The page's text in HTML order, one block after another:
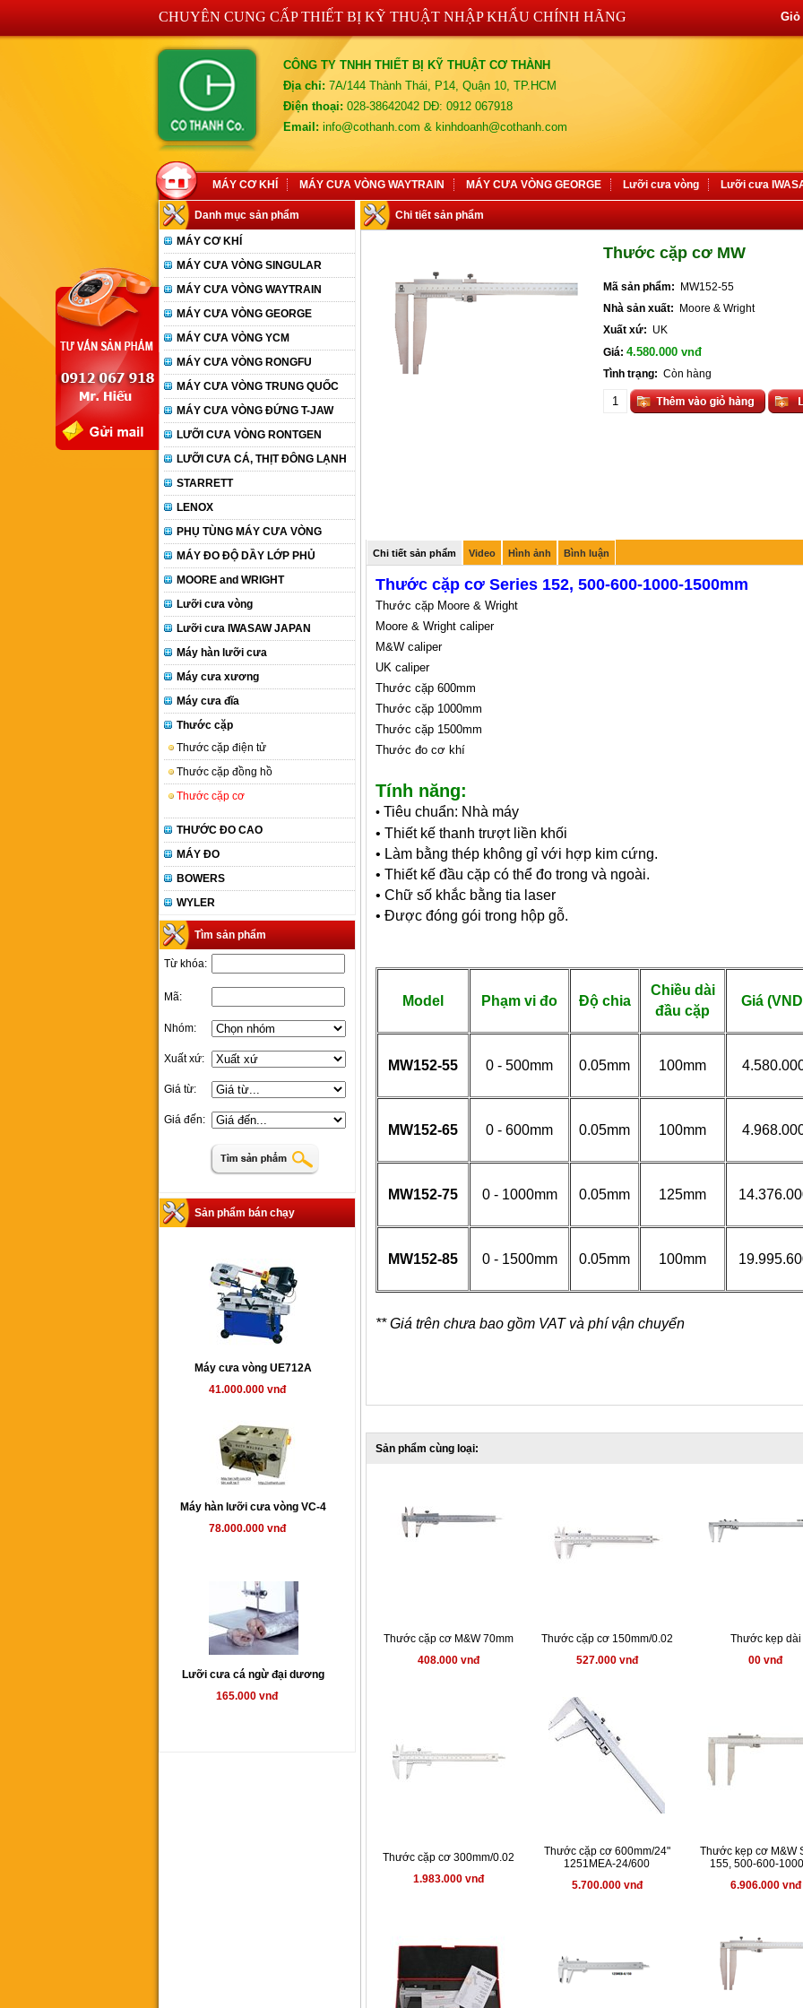
CHUYÊN CUNG CẤP THIẾT BỊ KỸ THUẬT NHẬP KHẨU CHÍNH HÃNG Giỏ
CÔNG TY TNHH THIẾT BỊ KỸ THUẬT CƠ THÀNH
Địa chỉ: 7A/144 Thành Thái, P14, Quận 10, TP.HCM
Điện thoại: 028-38642042 DĐ: 0912 067918
Email: info@cothanh.com & kinhdoanh@cothanh.com
MÁY CƠ KHÍ MÁY CƯA VÒNG WAYTRAIN MÁY CƯA VÒNG GEORGE Lưỡi cưa vòng Lưỡi cưa
Danh mục sản phẩm
MÁY CƠ KHÍ
MÁY CƯA VÒNG SINGULAR
MÁY CƯA VÒNG WAYTRAIN
MÁY CƯA VÒNG GEORGE
MÁY CƯA VÒNG YCM
MÁY CƯA VÒNG RONGFU
MÁY CƯA VÒNG TRUNG QUỐC
MÁY CƯA VÒNG ĐỨNG T-JAW
LƯỠI CƯA VÒNG RONTGEN
LƯỠI CƯA CÁ, THỊT ĐÔNG LẠNH
STARRETT
LENOX
PHỤ TÙNG MÁY CƯA VÒNG
MÁY ĐO ĐỘ DẦY LỚP PHỦ
MOORE and WRIGHT
Lưỡi cưa vòng
Lưỡi cưa IWASAW JAPAN
Máy hàn lưỡi cưa
Máy cưa xương
Máy cưa đĩa
Thước cặp
Thước cặp điện tử
Thước cặp đồng hồ
Thước cặp cơ
THƯỚC ĐO CAO
MÁY ĐO
BOWERS
WYLER
Tìm sản phẩm
Từ khóa:
Mã:
Nhóm:
Xuất xứ:
Giá từ:
Giá đến:
Sản phẩm bán chạy
Máy cưa vòng UE712A
41.000.000 vnđ
Máy hàn lưỡi cưa vòng VC-4
78.000.000 vnđ
Lưỡi cưa cá ngừ đại dương
165.000 vnđ
Chi tiết sản phẩm
Thước cặp cơ MW
Mã sản phẩm:
MW152-55
Nhà sản xuất:
Moore & Wright
Xuất xứ: UK
Giá: 4.580.000 vnđ
Tình trạng: Còn hàng
Chi tiết sản phẩm Video Hình ảnh Bình luận
Thước cặp cơ Series 152, 500-600-1000-1500mm
Thước cặp Moore & Wright
Moore & Wright caliper
M&W caliper
UK caliper
Thước cặp 600mm
Thước cặp 1000mm
Thước cặp 1500mm
Thước đo cơ khí
Tính năng:
• Tiêu chuẩn: Nhà máy
• Thiết kế thanh trượt liền khối
• Làm bằng thép không gỉ với hợp kim cứng.
• Thiết kế đầu cặp có thể đo trong và ngoài.
• Chữ số khắc bằng tia laser
• Được đóng gói trong hộp gỗ.
Model Phạm vi đo Độ chia
Chiều dài
đầu cặp
Giá
MW152-55 0 - 500mm 0.05mm 100mm
MW152-65 0 - 600mm 0.05mm 100mm
MW152-75 0 - 1000mm 0.05mm 125mm
MW152-85 0 - 1500mm 0.05mm 100mm
** Giá trên chưa bao gồm VAT và phí vận chuyển
Sản phẩm cùng loại:
Thước cặp cơ M&W 70mm
408.000 vnđ
Thước cặp cơ 150mm/0.02
527.000 vnđ
Thước kẹp dài
00 vnđ
Thước cặp cơ 300mm/0.02
1.983.000 vnđ
Thước cặp cơ 600mm/24"
1251MEA-24/600
5.700.000 vnđ
Thước kẹp cơ M&W
155, 500-600-
6.906.000 vnđ